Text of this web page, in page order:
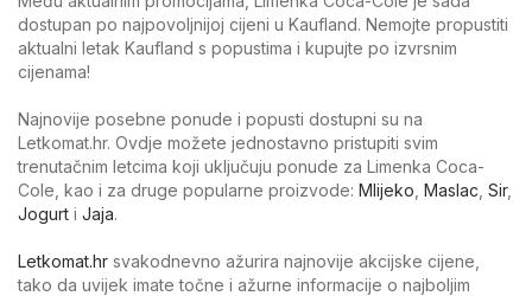
dostupan po najpovoljnijoj cijeni u Kaufland. Nemojte propustiti
aktualni letak Kaufland s popustima i kupujte po izvrsnim
cijenama!
Najnovije posebne ponude i popusti dostupni su na
Letkomat.hr. Ovdje možete jednostavno pristupiti svim
trenutačnim letcima koji uključuju ponude za Limenka Coca-
Cole, kao i za druge popularne proizvode: Mlijeko Maslac Sir,
Jogurt i Jaja.
Letkomat.hr svakodnevno ažurira najnovije akcijske cijene,
tako da uvijek imate točne i ažurne informacije o najboljim